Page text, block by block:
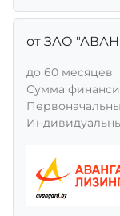
от ЗАО
до 60 месяцев
Сумма